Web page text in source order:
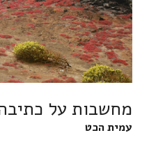
מחשבות על
עמית הכט